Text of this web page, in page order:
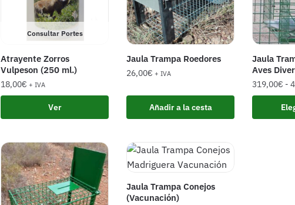
Consultar Portes
Atrayente Zorros
Vulpeson (250 ml.)
18,00€ + IVA
Ver
Jaula Trampa Roedores
26,00€ + IVA
Añadir a la cesta
Jaula
Aves
319,00€ -
Jaula Trampa Conejos
(Vacunación)